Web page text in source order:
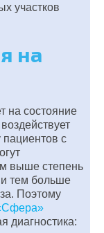
участков
на
на состояние
пациентов с
выше степень
и тем больше
Поэтому
диагностика: